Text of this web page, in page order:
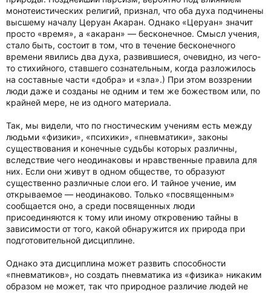
монотеистических религий, признал, что оба духа подчинены
высшему началу Церуан Акаран. Однако «Церуан» значит
просто «время», а «акаран» — бесконечное. Смысл учения,
стало быть, состоит в том, что в течение бесконечного
времени явились два духа, развившиеся, очевидно, из чего-
то стихийного, ставшего сознательным, когда разложилось
на составные части «добра» и «зла».) При этом воззрении
люди даже и созданы не одним и тем же божеством или, по
крайней мере, не из одного материала.
Так, мы видели, что по гностическим учениям есть между
людьми «физики», «психики», «пневматики», законы
существования и конечные судьбы которых различны,
вследствие чего неодинаковы и нравственные правила для
них. Если они живут в одном обществе, то образуют
существенно различные слои его. И тайное учение, им
открываемое — неодинаково. Только «посвященным»
сообщается оно, а среди посвященных люди
присоединяются к тому или иному откровению тайны в
зависимости от того, какой обнаружится их природа при
подготовительной дисциплине.
Однако эта дисциплина может развить способности
«пневматиков», но создать пневматика из «физика» никаким
образом не может, так что природное различие людей не